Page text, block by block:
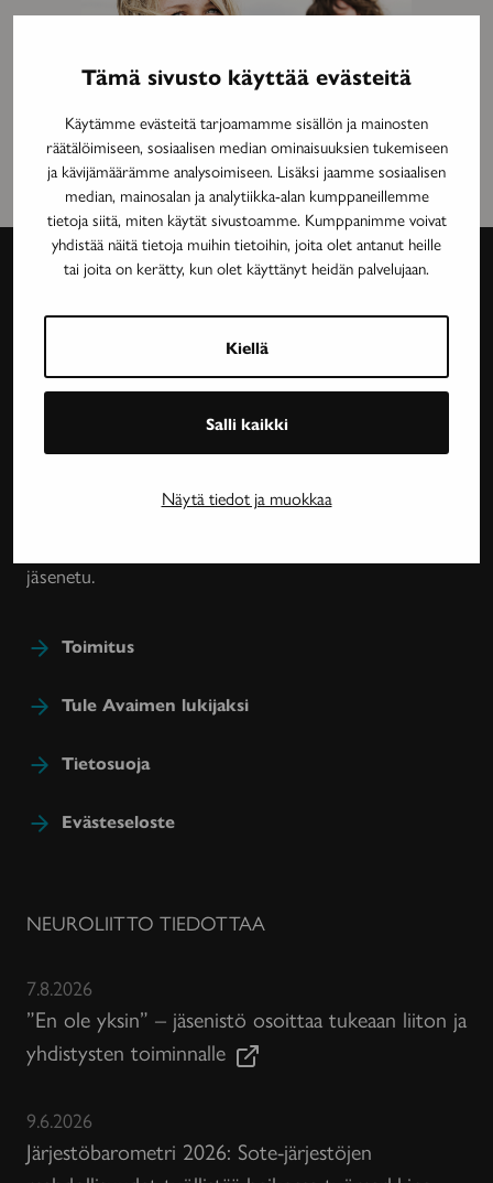
Tämä sivusto käyttää evästeitä
Käytämme evästeitä tarjoamamme sisällön ja mainosten
räätälöimiseen, sosiaalisen median ominaisuuksien tukemiseen
ja kävijämäärämme analysoimiseen. Lisäksi jaamme sosiaalisen
median, mainosalan ja analytiikka-alan kumppaneillemme
tietoja siitä, miten käytät sivustoamme. Kumppanimme voivat
yhdistää näitä tietoja muihin tietoihin, joita olet antanut heille
tai joita on kerätty, kun olet käyttänyt heidän palvelujaan.
Kiellä
Salli kaikki
Näytä tiedot ja muokkaa
Avain-
Neurologinen aikakauslehti Avain tarjoaa luotettavaa
ja asiantuntevaa tietoa MS-taudin, neurologisten
harvinaissairauksien ja essentiaalisen vapinan
sairastavien sosiaaliturvasta. Avain-lehteä julkaisee
jäsenetu.
Toimitus
Tule Avaimen lukijaksi
Tietosuoja
Evästeseloste
NEUROLIITTO TIEDOTTAA
7.8.2026
”En ole yksin” – jäsenistö osoittaa tukeaan liiton ja
yhdistysten toiminnalle
9.6.2026
Järjestöbarometri 2026: Sote-järjestöjen